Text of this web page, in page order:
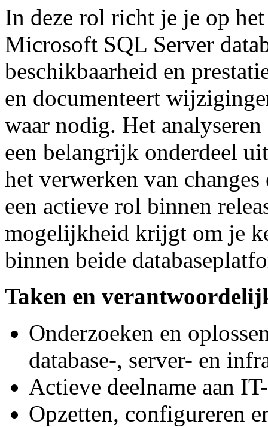
In deze rol richt je je op
Microsoft SQL Server
beschikbaarheid en
en documenteert
waar nodig. Het
een belangrijk onderdeel
het verwerken van
een actieve rol binnen
mogelijkheid krijgt om je
binnen beide
Taken en
Onderzoeken en
database-, server- en
Actieve deelname aan
Opzetten, configureren